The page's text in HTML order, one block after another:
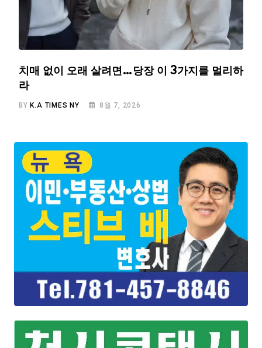
치매 없이 오래 살려면…당장 이 3가지를 멀리하
라
BYK.A TIMES NY 8월 7, 2026